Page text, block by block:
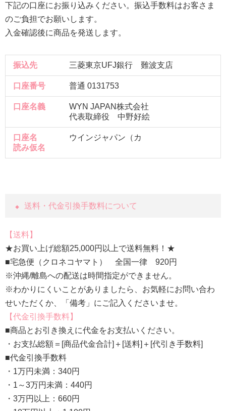
下記の口座にお振り込みください。振込手数料はお客さま
のご負担でお願いします。
入金確認後に商品を発送します。
振込先 三菱東京UFJ銀行 難波支店
口座番号 普通 0131753
口座名義
WYN JAPAN株式会社
代表取締役 中野好絵
口座名
読み仮名
ウインジャパン（カ
送料・代金引換手数料について
送料
★お買い上げ総額25,000円以上で送料無料！★
■宅急便（クロネコヤマト） 全国一律 920円
※沖縄/離島への配送は時間指定ができません。
※わかりにくいことがありましたら、お気軽にお問い合わ
せいただくか、「備考」にご記入くださいませ。
代金引換手数料
■商品とお引き換えに代金をお支払いください。
・お支払総額＝[商品代金合計]＋[送料]＋[代引き手数料]
■代金引換手数料
・1万円未満：340円
・1～3万円未満：440円
・3万円以上：660円